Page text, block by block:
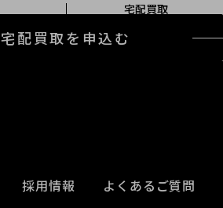
宅配買取
宅配買取を申込む
採用情報 よくあるご質問